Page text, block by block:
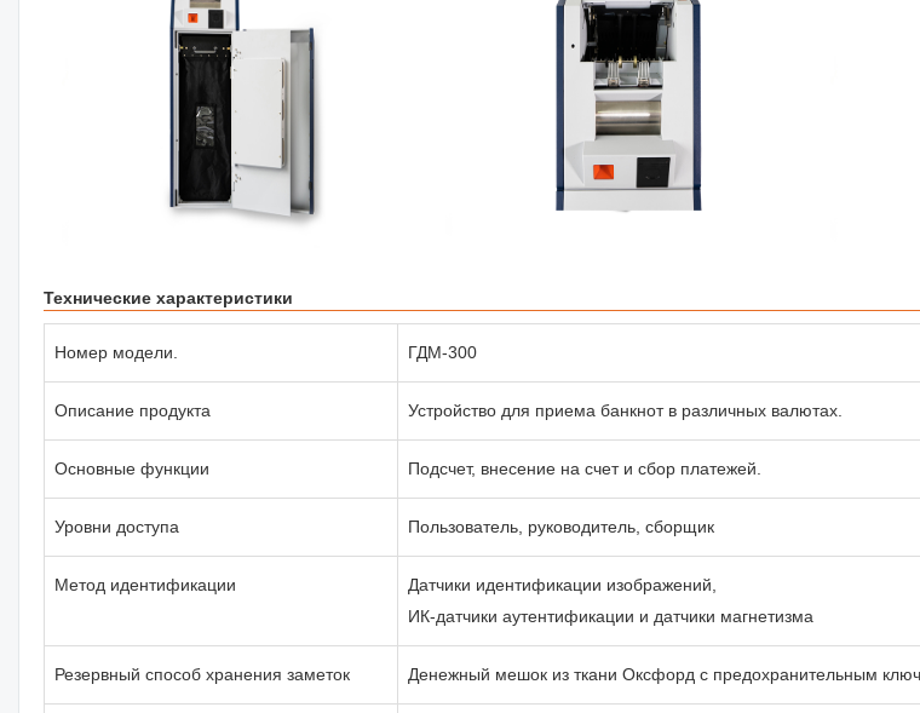
Технические характеристики
Номер модели. ГДМ-300
Описание продукта Устройство для приема банкнот в различных валютах.
Основные функции Подсчет, внесение на счет и сбор платежей.
Уровни доступа Пользователь, руководитель, сборщик
Метод идентификации
Датчики идентификации изображений,
ИК-датчики аутентификации и датчики магнетизма
Резервный способ хранения заметок Денежный мешок из ткани Оксфорд с предохранительным